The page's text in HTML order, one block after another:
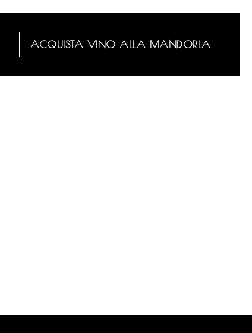
ACQUISTA VINO ALLA MANDORLA